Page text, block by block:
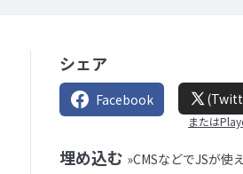
シェア
Facebook
または
埋め込む »CMSなどでJSが使